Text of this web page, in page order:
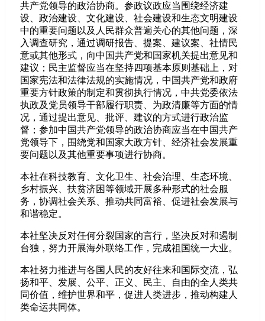
共产党领导的政治协商。参政议政应当围绕经济建
设、政治建设、文化建设、社会建设和生态文明建设
中的重要问题以及人民群众普遍关心的其他问题，深
入调查研究，通过调研报告、提案、建议案、社情民
意或其他形式，向中国共产党和国家机关提出意见和
建议；民主监督应当在坚持四项基本原则基础上，对
国家宪法和法律法规的实施情况，中国共产党和政府
重要方针政策的制定和贯彻执行情况，中共党委依法
执政及党员领导干部履行职责、为政清廉等方面的情
况，通过提出意见、批评、建议的方式进行政治监
督；参加中国共产党领导的政治协商应当在中国共产
党领导下，围绕党和国家大政方针、经济社会发展重
要问题以及其他重要事项进行协商。
本社在科技教育、文化卫生、社会治理、生态环境、
乡村振兴、扶贫济困等领域开展多种形式的社会服
务，协调社会关系、推动共同富裕、促进社会发展与
和谐稳定。
本社坚决反对任何分裂国家的言行，坚决反对和遏制
台独，努力开展海外联络工作，完成祖国统一大业。
本社努力推进与各国人民的友好往来和国际交流，弘
扬和平、发展、公平、正义、民主、自由的全人类共
同价值，维护世界和平，促进人类进步，推动构建人
类命运共同体。